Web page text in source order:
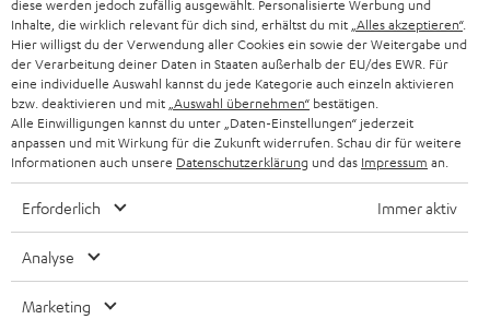
a
n
d
G
a
r
a
n
t
i
e
e
R
ü
c
k
n
a
h
e
i
k
o
n
t
d
a
t
e
n
Kontakt
Store Finder
Erlebe unsere Produkte hautnah und lass dich
persönlich im Store beraten.
Übersicht
diese werden jedoch zufällig ausgewählt. Personalisierte Werbung und
Inhalte, die wirklich relevant für dich sind, erhältst du mit „Alles akzeptieren“.
Hier willigst du der Verwendung aller Cookies ein sowie der Weitergabe und
der Verarbeitung deiner Daten in Staaten außerhalb der EU/des EWR. Für
eine individuelle Auswahl kannst du jede Kategorie auch einzeln aktivieren
bzw. deaktivieren und mit „Auswahl übernehmen“ bestätigen.
Alle Einwilligungen kannst du unter „Daten-Einstellungen“ jederzeit
anpassen und mit Wirkung für die Zukunft widerrufen. Schau dir für weitere
Informationen auch unsere Datenschutzerklärung und das Impressum an.
Erforderlich Immer aktiv
Analyse
Marketing